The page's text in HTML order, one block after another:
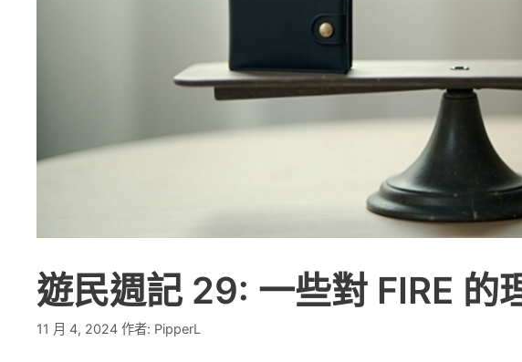
遊民週記 29: 一些對 FIRE 的
11 月 4, 2024 作者: PipperL